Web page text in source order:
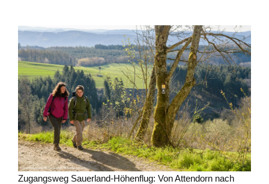
Zugangsweg Sauerland-Höhenflug: Von Attendorn nach